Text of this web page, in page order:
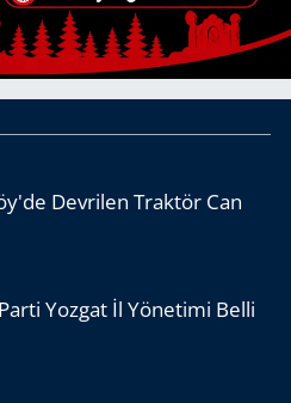
Devrilen Traktör Can
Yozgat İl Yönetimi Belli